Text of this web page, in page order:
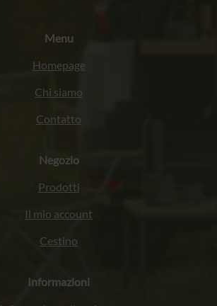
Menu
Homepage
Chi siamo
Contatto
Negozio
Prodotti
Il mio account
Cestino
Informazioni